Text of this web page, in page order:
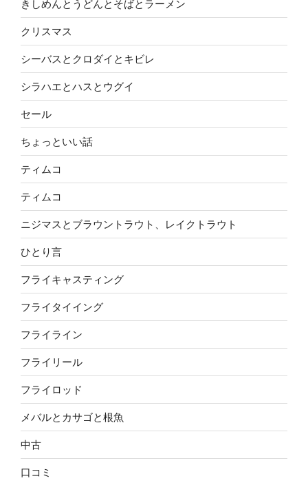
きしめんとうどんとそばとラーメン
クリスマス
シーバスとクロダイとキビレ
シラハエとハスとウグイ
セール
ちょっといい話
ティムコ
ティムコ
ニジマスとブラウントラウト、レイクトラウト
ひとり言
フライキャスティング
フライタイイング
フライライン
フライリール
フライロッド
メバルとカサゴと根魚
中古
口コミ